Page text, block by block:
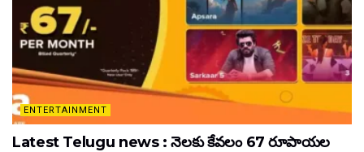
ENTERTAINMENT
Latest Telugu news : నెలకు కేవలం 67 రూపాయల